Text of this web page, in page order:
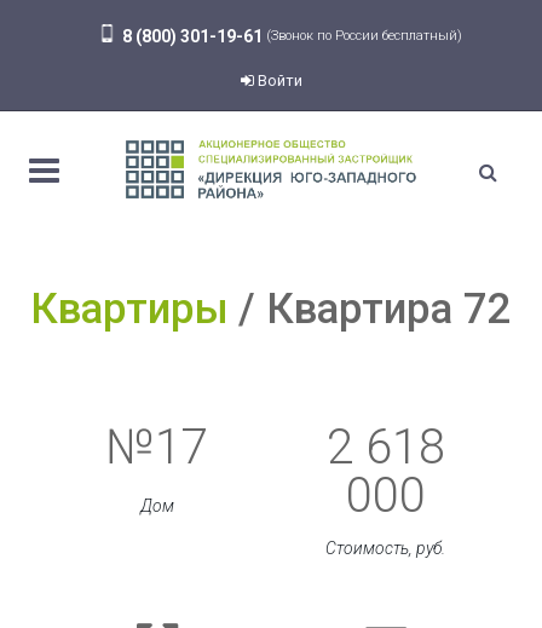
8 (800) 301-19-61 (Звонок по России бесплатный)
Войти
Квартиры Квартира 72
№17
Дом
2 618
000
Стоимость, руб.